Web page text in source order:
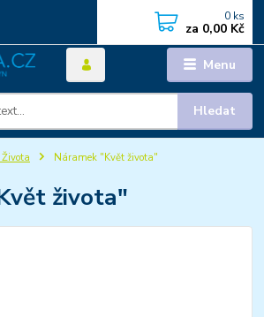
Menu
Hledat
0 ks
za 0,00 Kč
Náramek "Květ života"
života"